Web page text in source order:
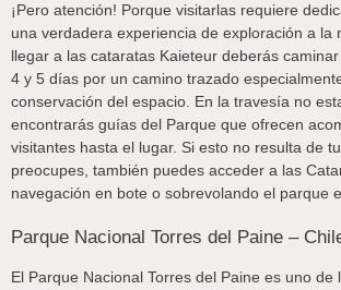
¡Pero atención! Porque visitarlas requiere
una verdadera experiencia de exploración a la
llegar a las cataratas Kaieteur deberás
4 y 5 días por un camino trazado
conservación del espacio. En la travesía no
encontrarás guías del Parque que ofrecen
visitantes hasta el lugar. Si esto no resulta de
preocupes, también puedes acceder a las
navegación en bote o sobrevolando el parque
Parque Nacional Torres del Paine –
El Parque Nacional Torres del Paine es uno de